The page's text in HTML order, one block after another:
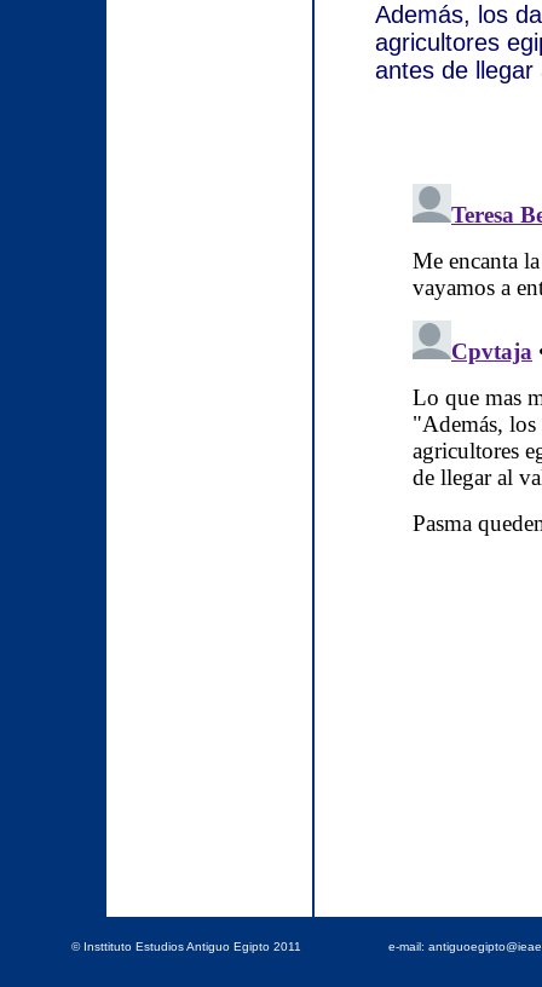
Además, los
agricultores
antes de llegar
© Insttituto Estudios Antiguo Egipto 2011 e-mail: